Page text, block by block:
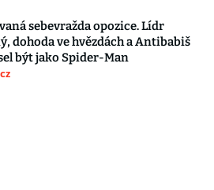
sebevražda opozice. Lídr
dohoda ve hvězdách a Antibabiš
být jako Spider-Man